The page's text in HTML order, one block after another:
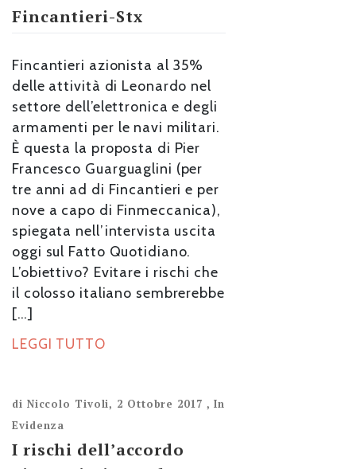
Fincantieri-Stx
Fincantieri azionista al 35%
delle attività di Leonardo nel
settore dell’elettronica e degli
armamenti per le navi militari.
È questa la proposta di Pier
Francesco Guarguaglini (per
tre anni ad di Fincantieri e per
nove a capo di Finmeccanica),
spiegata nell’intervista uscita
oggi sul Fatto Quotidiano.
L’obiettivo? Evitare i rischi che
il colosso italiano sembrerebbe
[…]
LEGGI TUTTO
di Niccolo Tivoli, 2 Ottobre 2017 ,In
Evidenza
I rischi dell’accordo